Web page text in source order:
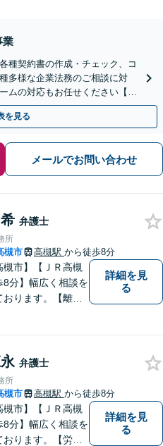
業
種契約書の作成・チェック、コ
多様な企業法務のご相談に対
ムの対応もお任せください【オ
可（要予約）】
を見る
メールでお問い合わせ
弁護士
所
槻市 高槻駅 から徒歩8分
槻市】【ＪＲ高槻
8分】幅広く相談を
おります。【離
の予防まで。
詳細を見
る
弁護士
所
槻市 高槻駅 から徒歩8分
槻市】【ＪＲ高槻
8分】幅広く相談を
ります。【労働
詳細を見
る